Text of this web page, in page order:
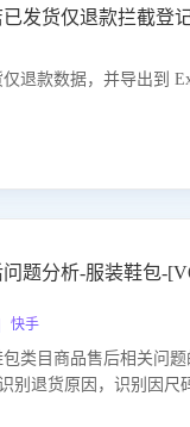
退款数据，并导出到
问题分析-服装鞋包-
快手
类目商品售后相关问题
别退货原因，识别因尺